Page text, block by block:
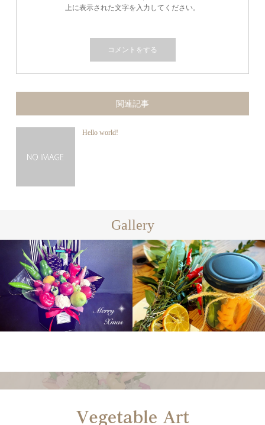
上に表示された文字を入力してください。
関連記事
Hello world!
Gallery